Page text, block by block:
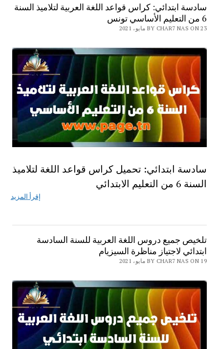
سادسة ابتدائي: كراس قواعد اللغة العربية لتلاميذ السنة
6 من التعليم الأساسي تونس
BY CHAR7 NAS ON 23 مايو، 2021
سادسة ابتدائي: تحميل كراس قواعد اللغة لتلاميذ
السنة 6 من التعليم الابتدائي
إقرأ المزيد
تلخيص جميع دروس اللغة العربية للسنة السادسة
ابتدائي لاجتياز مناظرة السيزيام
BY CHAR7 NAS ON 19 مايو، 2021